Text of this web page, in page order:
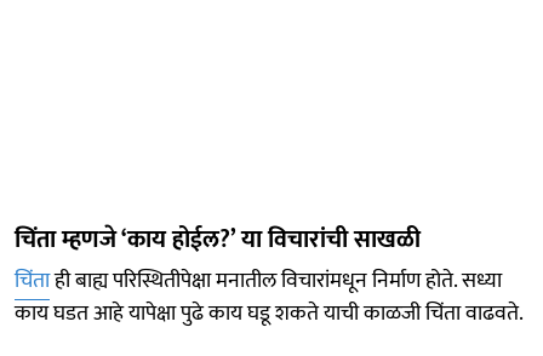
चिंता म्हणजे ‘काय होईल?’ या विचारांची साखळी
चिंताही बाह्य परिस्थितीपेक्षा मनातील विचारांमधून निर्माण होते. सध्या
काय घडत आहे यापेक्षा पुढे काय घडू शकते याची काळजी चिंता वाढवते.